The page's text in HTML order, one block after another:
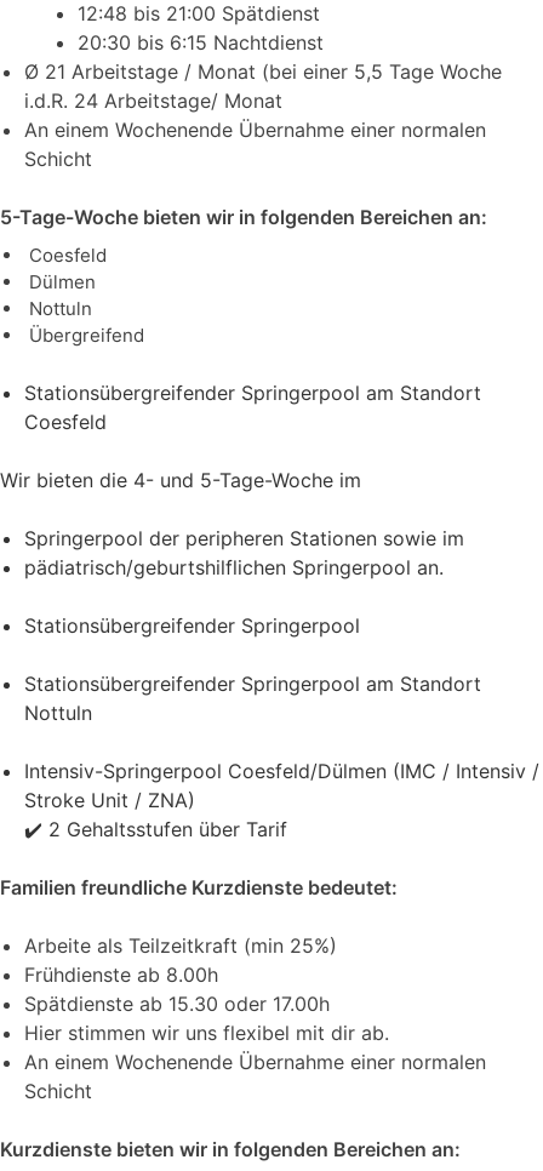
12:48 bis 21:00 Spätdienst
20:30 bis 6:15 Nachtdienst
Ø 21 Arbeitstage / Monat (bei einer 5,5 Tage Woche
i.d.R. 24 Arbeitstage/ Monat
An einem Wochenende Übernahme einer normalen
Schicht
5-Tage-Woche bieten wir in folgenden Bereichen an:
Coesfeld
Dülmen
Nottuln
Übergreifend
Stationsübergreifender Springerpool am Standort
Coesfeld
Wir bieten die 4- und 5-Tage-Woche im
Springerpool der peripheren Stationen sowie im
pädiatrisch/geburtshilflichen Springerpool an.
Stationsübergreifender Springerpool
Stationsübergreifender Springerpool am Standort
Nottuln
Intensiv-Springerpool Coesfeld/Dülmen (IMC / Intensiv /
Stroke Unit / ZNA)
✔️ 2 Gehaltsstufen über Tarif
Familien freundliche Kurzdienste bedeutet:
Arbeite als Teilzeitkraft (min 25%)
Frühdienste ab 8.00h
Spätdienste ab 15.30 oder 17.00h
Hier stimmen wir uns flexibel mit dir ab.
An einem Wochenende Übernahme einer normalen
Schicht
Kurzdienste bieten wir in folgenden Bereichen an: